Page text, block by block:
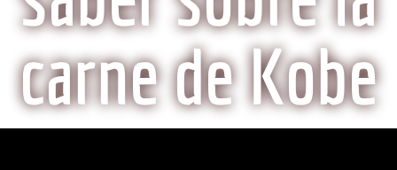
carne de Kobe